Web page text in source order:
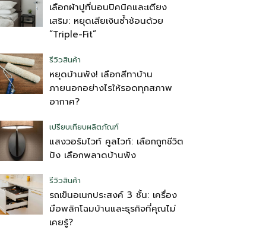
เลือกผ้าปูที่นอนปิคนิคและเตียง
เสริม: หยุดเสียเงินซ้ำซ้อนด้วย
“Triple-Fit”
รีวิวสินค้า
หยุดบ้านพัง! เลือกสีทาบ้าน
ภายนอกอย่างไรให้รอดทุกสภาพ
อากาศ?
เปรียบเทียบผลิตภัณฑ์
แสงวอร์มไวท์ คูลไวท์: เลือกถูกชีวิต
ปัง เลือกพลาดบ้านพัง
รีวิวสินค้า
รถเข็นอเนกประสงค์ 3 ชั้น: เครื่อง
มือพลิกโฉมบ้านและธุรกิจที่คุณไม่
เคยรู้?